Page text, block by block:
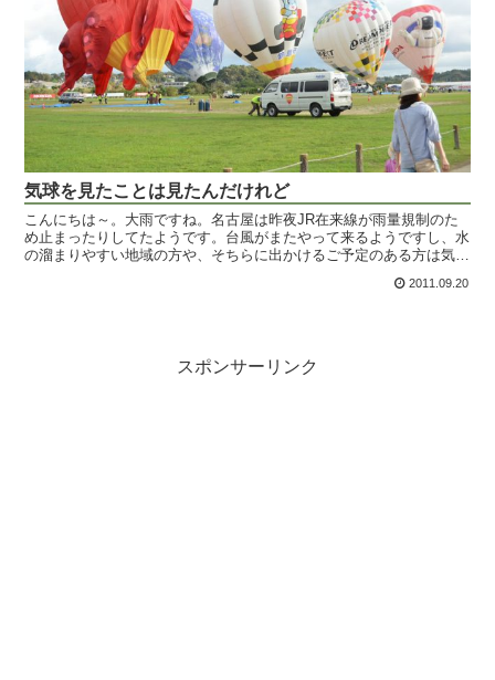
気球を見たことは見たんだけれど
こんにちは～。大雨ですね。名古屋は昨夜JR在来線が雨量規制のた
め止まったりしてたようです。台風がまたやって来るようですし、水
の溜まりやすい地域の方や、そちらに出かけるご予定のある方は気を
2011.09.20
スポンサーリンク